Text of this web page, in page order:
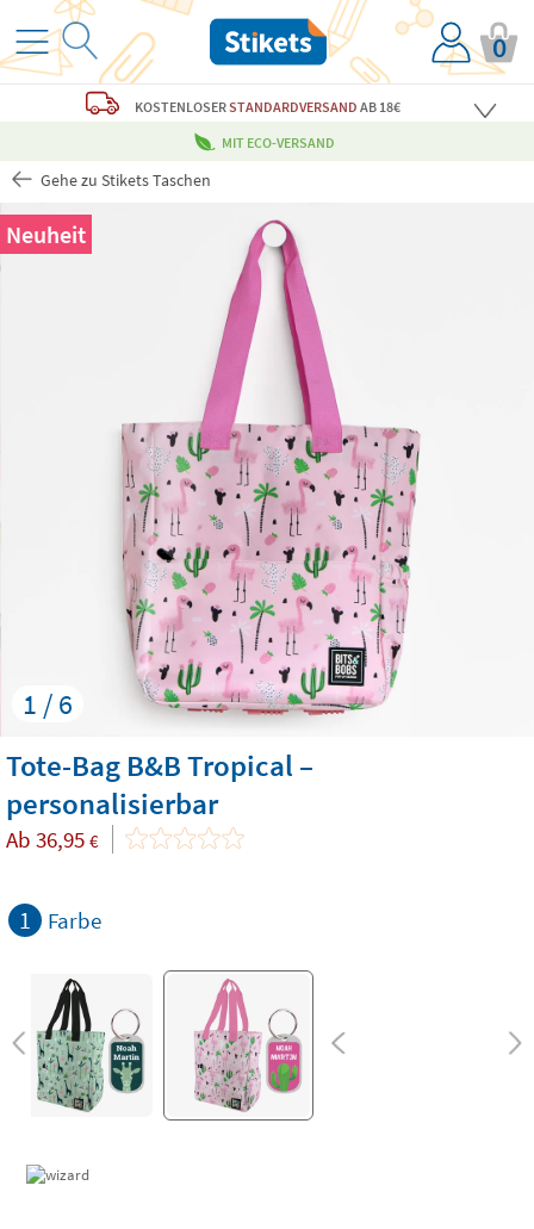
0
KOSTENLOSERSTANDARDVERSAND AB 18€
MIT ECO-VERSAND
Gehe zu Stikets Taschen
1 / 6
Neuheit
Tote-Bag B&B Tropical –
personalisierbar
Ab 36,95 €
1 Farbe